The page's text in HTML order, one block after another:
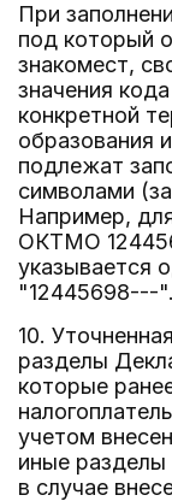
При
под который
знакомест,
значения
конкретной
образования
подлежат
символами
Например,
ОКТМО
указывается
"12445698---".
10.
разделы
которые
учетом
иные
в случае